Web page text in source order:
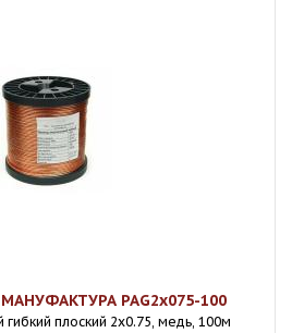
PAG2x075-100
гибкий плоский 2х0.75, медь, 100м